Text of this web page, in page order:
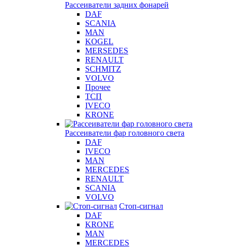
Рассеиватели задних фонарей
DAF
SCANIA
MAN
KOGEL
MERSEDES
RENAULT
SCHMITZ
VOLVO
Прочее
ТСП
IVECO
KRONE
Рассеиватели фар головного света
DAF
IVECO
MAN
MERCEDES
RENAULT
SCANIA
VOLVO
Стоп-сигнал
DAF
KRONE
MAN
MERCEDES